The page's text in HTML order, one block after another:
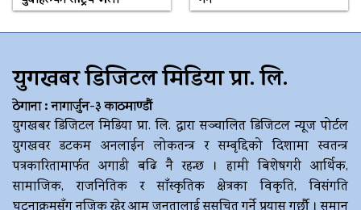
युगखबर डिजिटल मिडिया प्रा. लि.
ठेगाना : नागार्जुन-३ काठमाण्डौं
युगखबर डिजिटल मिडिया प्रा. लि. द्धारा सञ्चालित डिजिटल न्यूज पोर्टल
युगखवर डटकम अनलाईन लोकतन्त्र र सम्बृद्दिको दिशामा स्वतन्त्र
पत्रकारितामार्फत अगाडी बढि नै रहन्छ । हामी बिशेषगरी आर्थिक,
सामाजिक, राजनितिक र साँस्कृतिक क्षेत्रका विकृति, विसंगति